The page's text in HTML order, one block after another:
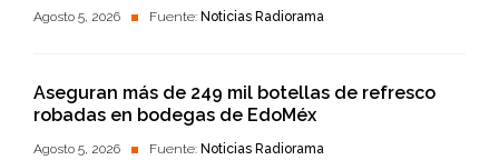
Agosto 5, 2026 Fuente: Noticias Radiorama
Aseguran más de 249 mil botellas de refresco
robadas en bodegas de EdoMéx
Agosto 5, 2026 Fuente: Noticias Radiorama